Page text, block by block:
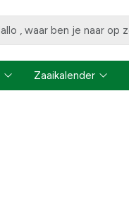
Zaaikalender